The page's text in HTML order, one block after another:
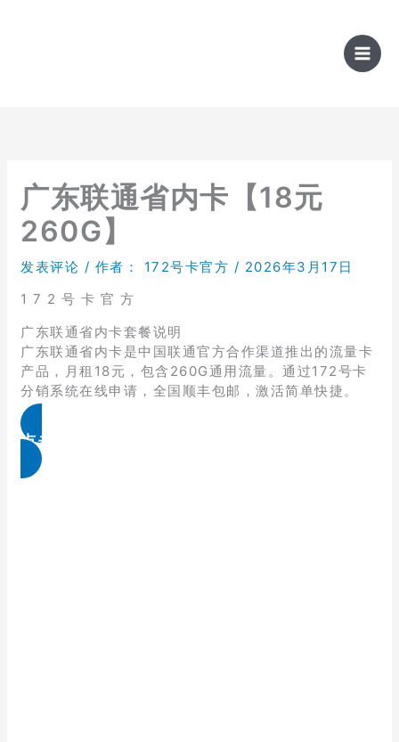
广东联通省内卡【18元
260G】
发表评论 / 作者： 172号卡官方 / 2026年3月17日
1 7 2 号 卡 官 方
广东联通省内卡套餐说明
广东联通省内卡是中国联通官方合作渠道推出的流量卡
产品，月租18元，包含260G通用流量。通过172号卡
分销系统在线申请，全国顺丰包邮，激活简单快捷。
点击免费领取